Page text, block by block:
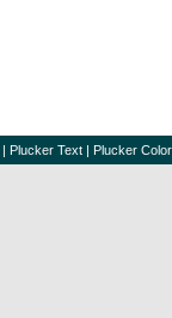
| Plucker Text | Plucker Color